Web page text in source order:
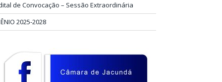
de Convocação – Sessão Extraordinária
2025-2028